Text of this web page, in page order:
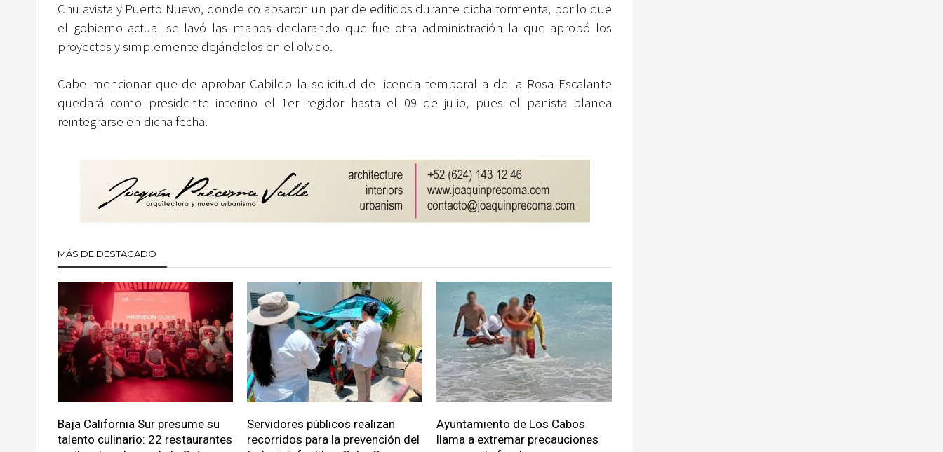
Chulavista y Puerto Nuevo, donde colapsaron un par de edificios durante dicha tormenta, por lo que
el gobierno actual se lavó las manos declarando que fue otra administración la que aprobó los
proyectos y simplemente dejándolos en el olvido.
Cabe mencionar que de aprobar Cabildo la solicitud de licencia temporal a de la Rosa Escalante
quedará como presidente interino el 1er regidor hasta el 09 de julio, pues el panista planea
reintegrarse en dicha fecha.
MÁS DE DESTACADO
Baja California Sur presume su
talento culinario: 22 restaurantes
Servidores públicos realizan
recorridos para la prevención del
Ayuntamiento de Los Cabos
llama a extremar precauciones